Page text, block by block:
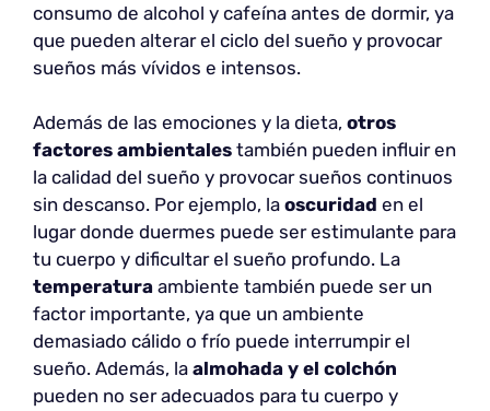
consumo de alcohol y cafeína antes de dormir, ya
que pueden alterar el ciclo del sueño y provocar
sueños más vívidos e intensos.
Además de las emociones y la dieta, otros
factores ambientales también pueden influir en
la calidad del sueño y provocar sueños continuos
sin descanso. Por ejemplo, la oscuridad en el
lugar donde duermes puede ser estimulante para
tu cuerpo y dificultar el sueño profundo. La
temperatura ambiente también puede ser un
factor importante, ya que un ambiente
demasiado cálido o frío puede interrumpir el
sueño. Además, la almohada y el colchón
pueden no ser adecuados para tu cuerpo y